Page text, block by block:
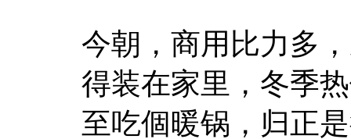
今朝，商用比力多
得装在家里，冬季
至吃個暖锅，归正